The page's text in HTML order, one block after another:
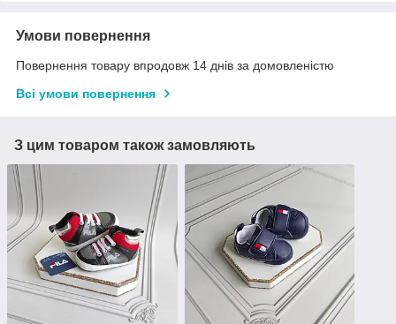
Умови повернення
Повернення товару впродовж 14 днів за домовленістю
Всі умови повернення
З цим товаром також замовляють